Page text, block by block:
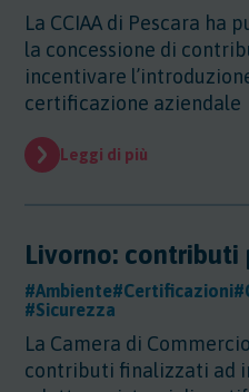
La CCIAA di Pescara ha
la concessione di
incentivare
certificazione aziendale
Leggi di più
Livorno: contributi
#Ambiente#Certificazioni
#Sicurezza
La Camera di
contributi finalizzati ad